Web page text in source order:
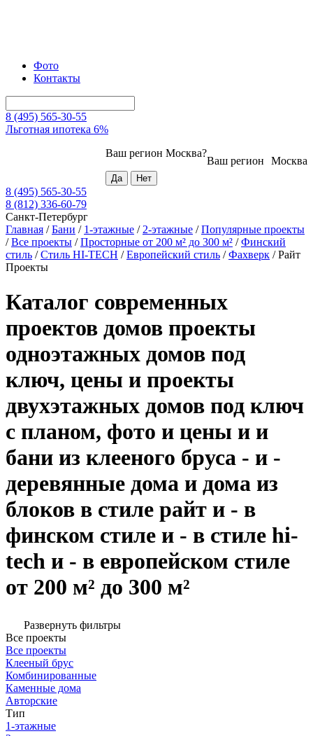
Фото
Контакты
8 (495) 565-30-55
Льготная ипотека 6%
Москва
Ваш регион
Ваш регион Москва?
8 (495) 565-30-55
8 (812) 336-60-79
Санкт-Петербург
Главная /Бани / 1-этажные / 2-этажные /Популярные проекты
/Все проекты /Просторные от 200 м² до 300 м² /Финский
стиль /Стиль HI-TECH /Европейский стиль /Фахверк /Райт
Проекты
Каталог современных
проектов домов проекты
одноэтажных домов под
ключ, цены и проекты
двухэтажных домов под ключ
с планом, фото и цены и и
бани из клееного бруса - и -
деревянные дома и дома из
блоков в стиле райт и - в
финском стиле и - в стиле hi-
tech и - в европейском стиле
от 200 м² до 300 м²
Развернуть фильтры
Все проекты
Все проекты
Клееный брус
Комбинированные
Каменные дома
Авторские
Тип
1-этажные